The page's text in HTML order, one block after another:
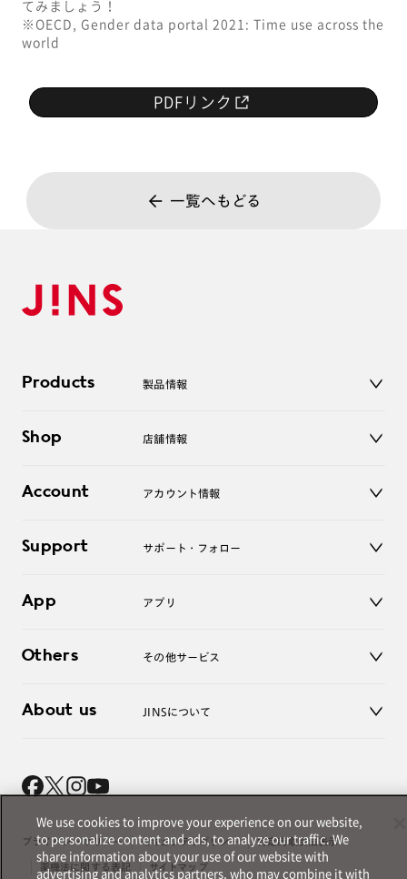
てみましょう！
※OECD, Gender data portal 2021: Time use across the
world
PDFリンク
一覧へもどる
Products 製品情報
サングラス
コンタクトレンズ
アクセサリー
Shop 店舗情報
オンラインショップ
Account アカウント情報
ログアウト
Support サポート・フォロー
よくあるご質問
お問い合わせ
App アプリ
Others その他サービス
レンズ交換
About us JINSについて
採用情報
出店について
プライバシーポリシー セキュリティポリシー 特定商取引法表示
薬機法に関する表記 サイトマップ
We use cookies to improve your experience on our website,
to personalize content and ads, to analyze our traffic. We
share information about your use of our website with
advertising and analytics partners, who may combine it with